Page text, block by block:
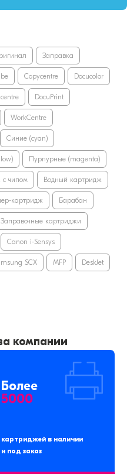
Заправка
Copycentre Docucolor
DocuPrint
WorkCentre
Синие (cyan)
Пурпурные (magenta)
с чипом Водный картридж
картридж Барабан
Заправочные картриджи
Canon i-Sensys
SCX MFP DeskJet
компании
Более
5000
картриджей в наличии
и под заказ